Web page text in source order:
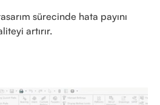
sürecinde hata payını
artırır.